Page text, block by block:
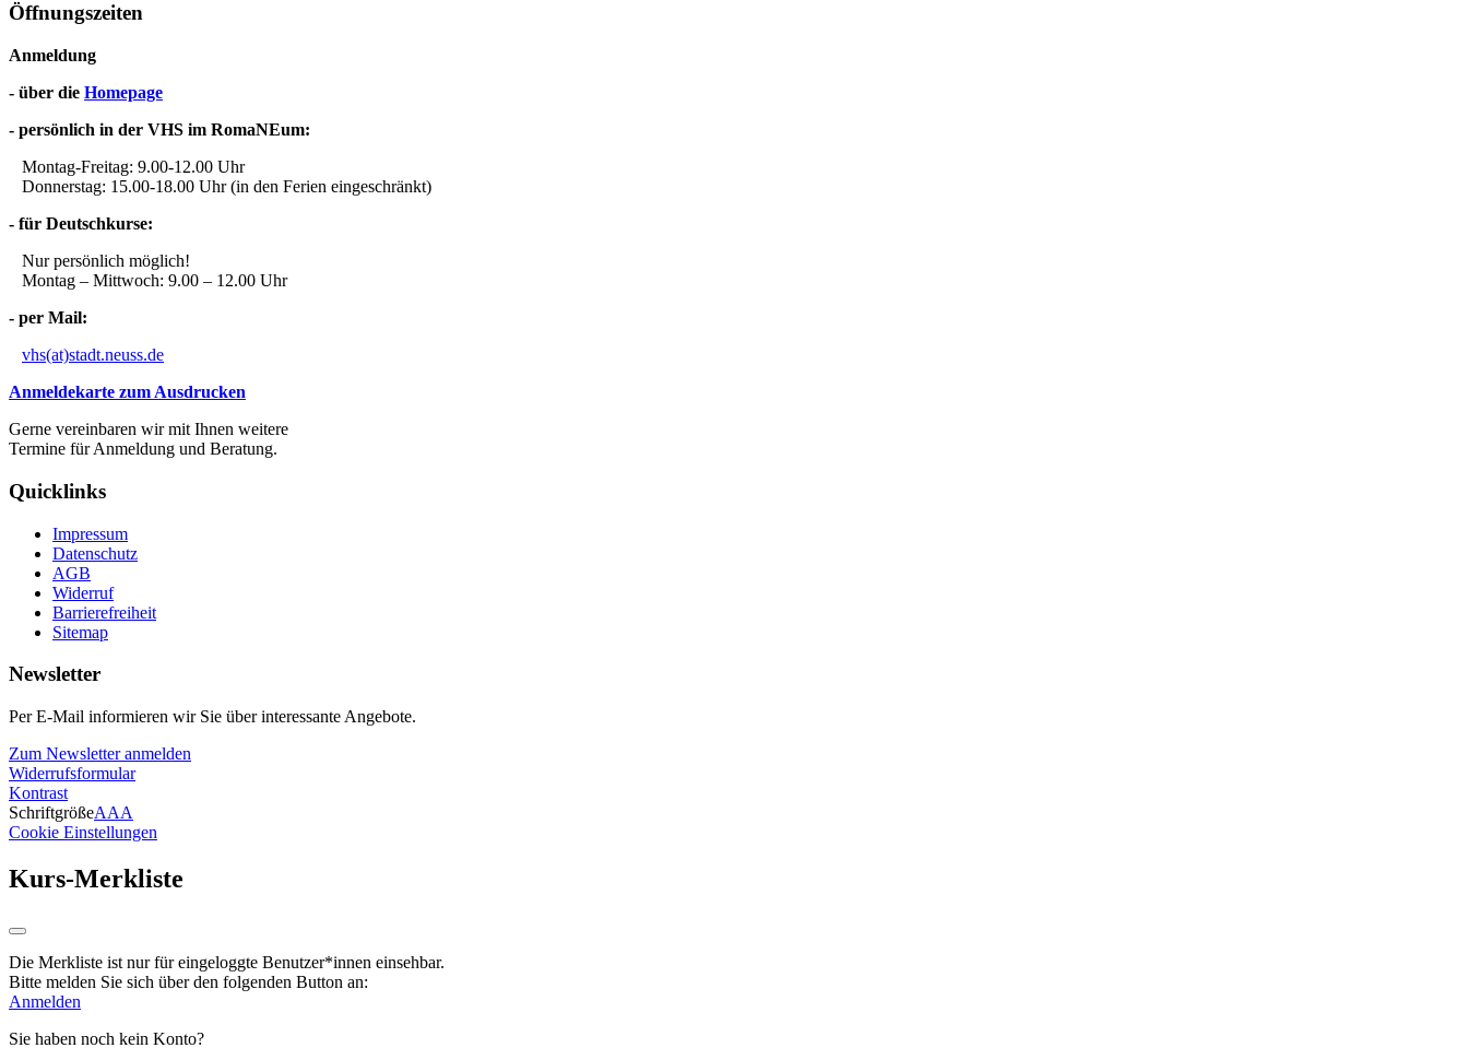
Öffnungszeiten
Anmeldung
- über die Homepage
- persönlich in der VHS im RomaNEum:
Montag-Freitag: 9.00-12.00 Uhr
Donnerstag: 15.00-18.00 Uhr (in den Ferien eingeschränkt)
- für Deutschkurse:
Nur persönlich möglich!
Montag – Mittwoch: 9.00 – 12.00 Uhr
- per Mail:
vhs(at)stadt.neuss.de
Anmeldekarte zum Ausdrucken
Gerne vereinbaren wir mit Ihnen weitere
Termine für Anmeldung und Beratung.
Quicklinks
Impressum
Datenschutz
AGB
Widerruf
Barrierefreiheit
Sitemap
Newsletter
Per E-Mail informieren wir Sie über interessante Angebote.
Zum Newsletter anmelden
Widerrufsformular
Kontrast
SchriftgrößeAAA
Cookie Einstellungen
Kurs-Merkliste
Die Merkliste ist nur für eingeloggte Benutzer*innen einsehbar.
Bitte melden Sie sich über den folgenden Button an:
Anmelden
Sie haben noch kein Konto?